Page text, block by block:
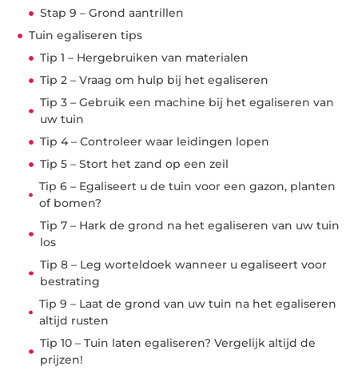
Stap 9 – Grond aantrillen
Tuin egaliseren tips
Tip 1 – Hergebruiken van materialen
Tip 2 – Vraag om hulp bij het egaliseren
Tip 3 – Gebruik een machine bij het egaliseren van
uw tuin
Tip 4 – Controleer waar leidingen lopen
Tip 5 – Stort het zand op een zeil
Tip 6 – Egaliseert u de tuin voor een gazon, planten
of bomen?
Tip 7 – Hark de grond na het egaliseren van uw tuin
los
Tip 8 – Leg worteldoek wanneer u egaliseert voor
bestrating
Tip 9 – Laat de grond van uw tuin na het egaliseren
altijd rusten
Tip 10 – Tuin laten egaliseren? Vergelijk altijd de
prijzen!